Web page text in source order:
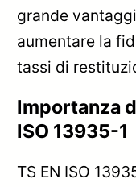
grande
aumentare la
tassi di
Importanza
ISO 13935-1
TS EN ISO